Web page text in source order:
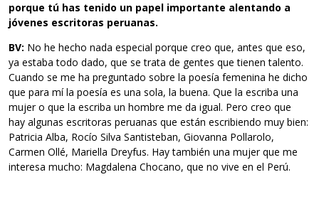
porque tú has tenido un papel importante alentando a
jóvenes escritoras peruanas.
BV: No he hecho nada especial porque creo que, antes que eso,
ya estaba todo dado, que se trata de gentes que tienen talento.
Cuando se me ha preguntado sobre la poesía femenina he dicho
que para mí la poesía es una sola, la buena. Que la escriba una
mujer o que la escriba un hombre me da igual. Pero creo que
hay algunas escritoras peruanas que están escribiendo muy bien:
Patricia Alba, Rocío Silva Santisteban, Giovanna Pollarolo,
Carmen Ollé, Mariella Dreyfus. Hay también una mujer que me
interesa mucho: Magdalena Chocano, que no vive en el Perú.